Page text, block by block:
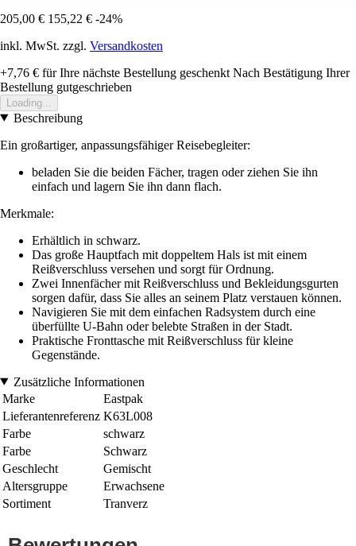
205,00 € 155,22 € -24%
inkl. MwSt. zzgl. Versandkosten
+7,76 € für Ihre nächste Bestellung geschenkt Nach Bestätigung Ihrer
Bestellung gutgeschrieben
Loading...
Beschreibung
Ein großartiger, anpassungsfähiger Reisebegleiter:
beladen Sie die beiden Fächer, tragen oder ziehen Sie ihn
einfach und lagern Sie ihn dann flach.
Merkmale:
Erhältlich in schwarz.
Das große Hauptfach mit doppeltem Hals ist mit einem
Reißverschluss versehen und sorgt für Ordnung.
Zwei Innenfächer mit Reißverschluss und Bekleidungsgurten
sorgen dafür, dass Sie alles an seinem Platz verstauen können.
Navigieren Sie mit dem einfachen Radsystem durch eine
überfüllte U-Bahn oder belebte Straßen in der Stadt.
Praktische Fronttasche mit Reißverschluss für kleine
Gegenstände.
Zusätzliche Informationen
Marke
Eastpak
Lieferantenreferenz K63L008
Farbe
schwarz
Farbe
Schwarz
Geschlecht
Gemischt
Altersgruppe
Erwachsene
Sortiment
Tranverz